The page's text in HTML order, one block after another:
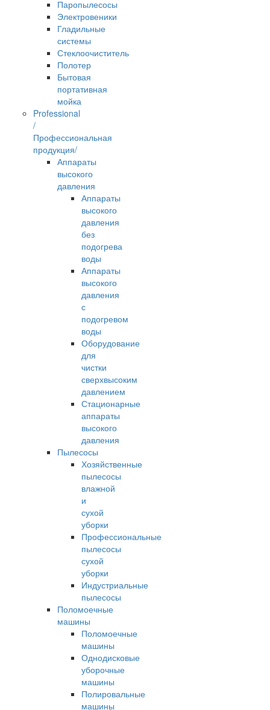
Паропылесосы
Электровеники
Гладильные
системы
Стеклоочиститель
Полотер
Бытовая
портативная
мойка
Professional
/
Профессиональная
продукция/
Аппараты
высокого
давления
Аппараты
высокого
давления
без
подогрева
воды
Аппараты
высокого
давления
с
подогревом
воды
Оборудование
для
чистки
сверхвысоким
давлением
Стационарные
аппараты
высокого
давления
Пылесосы
Хозяйственные
пылесосы
влажной
и
сухой
уборки
Профессиональные
пылесосы
сухой
уборки
Индустриальные
пылесосы
Поломоечные
машины
Поломоечные
машины
Однодисковые
уборочные
машины
Полировальные
машины